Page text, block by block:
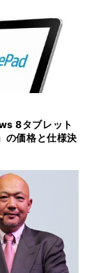
8タブレット
の価格と仕様決